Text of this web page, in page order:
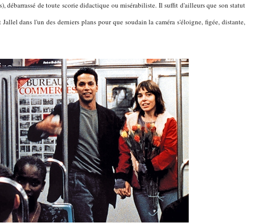
débarrassé de toute scorie didactique ou misérabiliste. Il suffit d'ailleurs que son statut
dans l'un des derniers plans pour que soudain la caméra s'éloigne, figée, distante,